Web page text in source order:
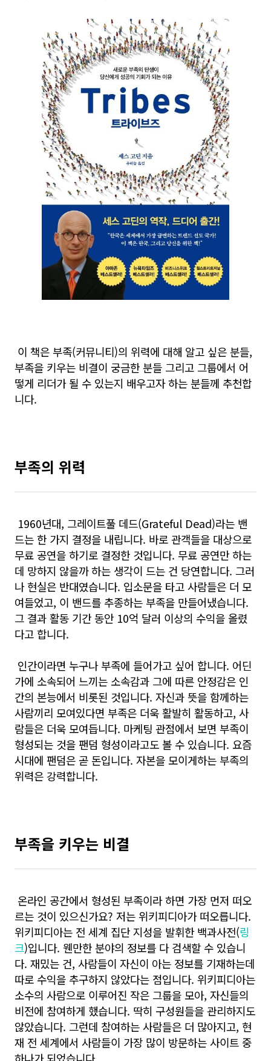
이 책은 부족(커뮤니티)의 위력에 대해 알고 싶은 분들,
부족을 키우는 비결이 궁금한 분들 그리고 그룹에서 어
떻게 리더가 될 수 있는지 배우고자 하는 분들께 추천합
니다.
부족의 위력
1960년대, 그레이트풀 데드(Grateful Dead)라는 밴
드는 한 가지 결정을 내립니다. 바로 관객들을 대상으로
무료 공연을 하기로 결정한 것입니다. 무료 공연만 하는
데 망하지 않을까 하는 생각이 드는 건 당연합니다. 그러
나 현실은 반대였습니다. 입소문을 타고 사람들은 더 모
여들었고, 이 밴드를 추종하는 부족을 만들어냈습니다.
그 결과 활동 기간 동안 10억 달러 이상의 수익을 올렸
다고 합니다.
인간이라면 누구나 부족에 들어가고 싶어 합니다. 어딘
가에 소속되어 느끼는 소속감과 그에 따른 안정감은 인
간의 본능에서 비롯된 것입니다. 자신과 뜻을 함께하는
사람끼리 모여있다면 부족은 더욱 활발히 활동하고, 사
람들은 더욱 모여듭니다. 마케팅 관점에서 보면 부족이
형성되는 것을 팬덤 형성이라고도 볼 수 있습니다. 요즘
시대에 팬덤은 곧 돈입니다. 자본을 모이게하는 부족의
위력은 강력합니다.
부족을 키우는 비결
온라인 공간에서 형성된 부족이라 하면 가장 먼저 떠오
르는 것이 있으신가요? 저는 위키피디아가 떠오릅니다.
위키피디아는 전 세계 집단 지성을 발휘한 백과사전(링
크)입니다. 웬만한 분야의 정보를 다 검색할 수 있습니
다. 재밌는 건, 사람들이 자신이 아는 정보를 기재하는데
따로 수익을 추구하지 않았다는 점입니다. 위키피디아는
소수의 사람으로 이루어진 작은 그룹을 모아, 자신들의
비전에 참여하게 했습니다. 딱히 구성원들을 관리하지도
않았습니다. 그런데 참여하는 사람들은 더 많아지고, 현
재 전 세계에서 사람들이 가장 많이 방문하는 사이트 중